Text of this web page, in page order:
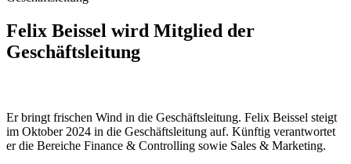
Felix Beissel wird Mitglied der
Geschäftsleitung
Er bringt frischen Wind in die Geschäftsleitung. Felix Beissel steigt
im Oktober 2024 in die Geschäftsleitung auf. Künftig verantwortet
er die Bereiche Finance & Controlling sowie Sales & Marketing.